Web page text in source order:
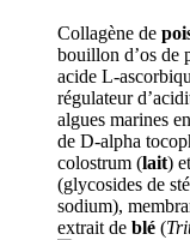
Collagène de
bouillon d’os de
acide L-
régulateur
algues marines
de D-alpha
colostrum (lait)
(glycosides de
sodium),
extrait de blé (